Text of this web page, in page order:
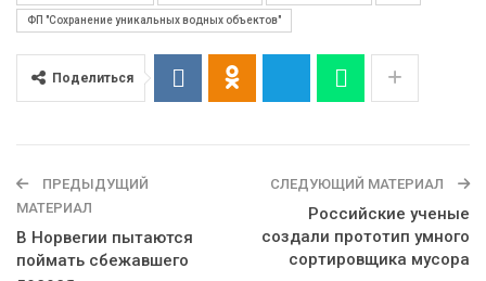
ФП "Сохранение уникальных водных объектов"
Поделиться
ПРЕДЫДУЩИЙ
МАТЕРИАЛ
В Норвегии пытаются
поймать сбежавшего
СЛЕДУЮЩИЙ МАТЕРИАЛ
Российские ученые
создали прототип умного
сортировщика мусора